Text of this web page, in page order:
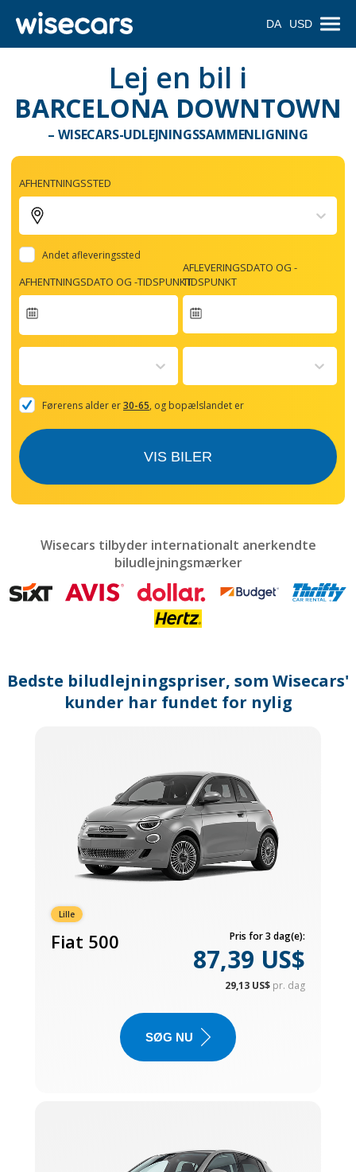
DA USD
Lej en bil i
BARCELONA DOWNTOWN
– WISECARS-UDLEJNINGSSAMMENLIGNING
AFHENTNINGSSTED
Andet afleveringssted
AFHENTNINGSDATO OG -TIDSPUNKT
forward
with
the
and
mark
get
the
dates.
AFLEVERINGSDATO OG -
TIDSPUNKT
Førerens alder er30-65, og bopælslandet er
VIS BILER
Wisecars tilbyder internationalt anerkendte
biludlejningsmærker
Bedste biludlejningspriser, som Wisecars'
kunder har fundet for nylig
Lille
Fiat 500 Pris for 3 dag(e):
87,39 US$
29,13 US$ pr. dag
SØG NU